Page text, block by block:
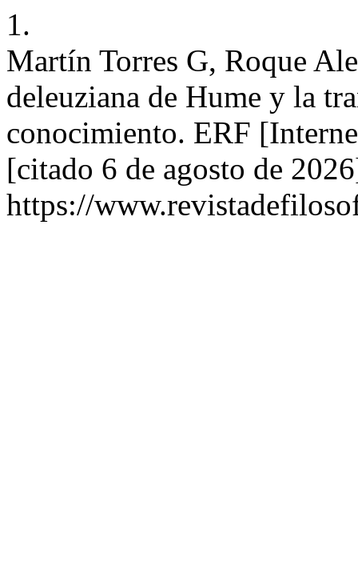
1.
Martín Torres G, Roque
deleuziana de Hume y la
conocimiento. ERF
[citado 6 de agosto de
https://